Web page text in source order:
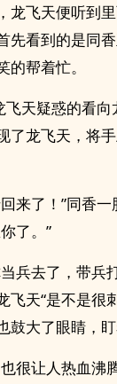
龙飞天便听到
先看到的是同
帮着忙。
飞天疑惑的看
了龙飞天，将
来了！”同香
了。”
兵去了，带兵
飞天“是不是很
大了眼睛，盯
很让人热血沸